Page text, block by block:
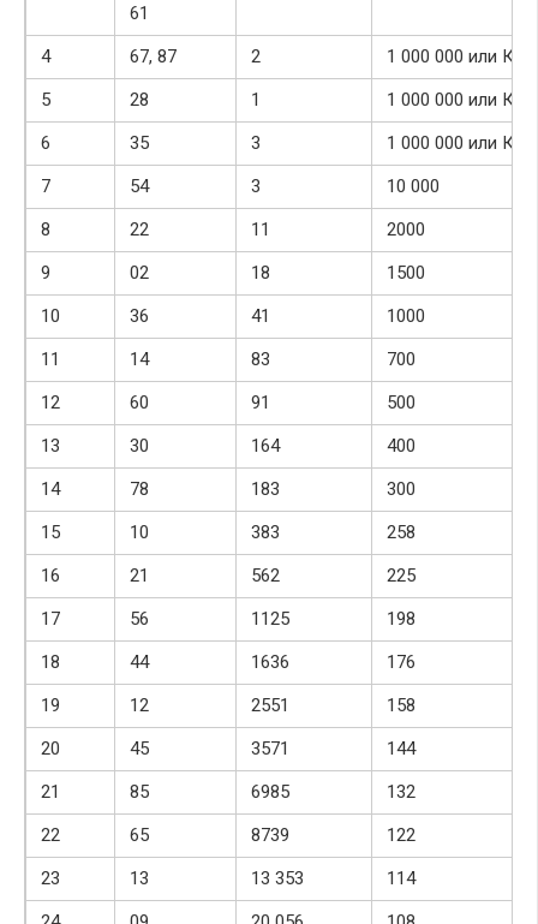
61
4 67, 87 2
1 000 000 или
5
28 1
1 000 000 или
6
35 3
1 000 000 или
7
54 3
10 000
8
22 11
2000
9
02 18
1500
10
36 41
1000
11
14 83
700
12
60 91
500
13
30 164
400
14
78 183
300
15
10 383
258
16
21 562
225
17
56 1125
198
18
44 1636
176
19
12 2551
158
20
45 3571
144
21
85 6985
132
22
65 8739
122
23
13 13 353
114